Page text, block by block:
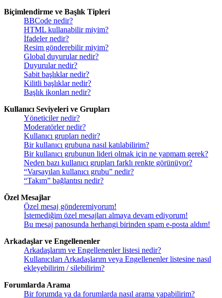
Biçimlendirme ve Başlık Tipleri
BBCode nedir?
HTML kullanabilir miyim?
İfadeler nedir?
Resim gönderebilir miyim?
Global duyurular nedir?
Duyurular nedir?
Sabit başlıklar nedir?
Kilitli başlıklar nedir?
Başlık ikonları nedir?
Kullanıcı Seviyeleri ve Grupları
Yöneticiler nedir?
Moderatörler nedir?
Kullanıcı grupları nedir?
Bir kullanıcı grubuna nasıl katılabilirim?
Bir kullanıcı grubunun lideri olmak için ne yapmam gerek?
Neden bazı kullanıcı grupları farklı renkte görünüyor?
“Varsayılan kullanıcı grubu” nedir?
“Takım” bağlantısı nedir?
Özel Mesajlar
Özel mesaj gönderemiyorum!
İstemediğim özel mesajları almaya devam ediyorum!
Bu mesaj panosunda herhangi birinden spam e-posta aldım!
Arkadaşlar ve Engellenenler
Arkadaşlarım ve Engellenenler listesi nedir?
Kullanıcıları Arkadaşlarım veya Engellenenler listesine nasıl
ekleyebilirim / silebilirim?
Forumlarda Arama
Bir forumda ya da forumlarda nasıl arama yapabilirim?